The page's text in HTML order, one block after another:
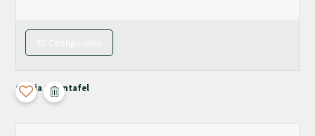
Chiaia Salontafel